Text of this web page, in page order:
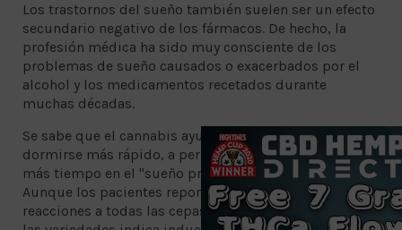
Los trastornos del sueño también suelen ser un efecto
secundario negativo de los fármacos. De hecho, la
profesión médica ha sido muy consciente de los
problemas de sueño causados ​​o exacerbados por el
alcohol y los medicamentos recetados durante
muchas décadas.
Se sabe que el cannabis ayuda a los pacientes a
dormirse más rápido, a permanecer dormidos y pasar
más tiempo en el "sueño profundo" y el sueño REM.
Aunque los pacientes reportan una amplia gama de
reacciones a todas las cepas de cannabis, se sabe que